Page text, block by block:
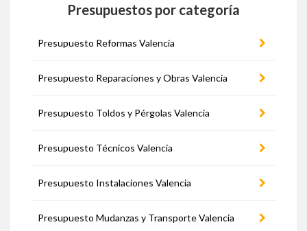
Presupuestos por categoría
Presupuesto Reformas Valencia
Presupuesto Reparaciones y Obras Valencia
Presupuesto Toldos y Pérgolas Valencia
Presupuesto Técnicos Valencia
Presupuesto Instalaciones Valencia
Presupuesto Mudanzas y Transporte Valencia